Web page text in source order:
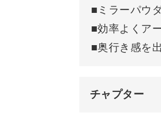
みても◎
ぜひこの機会に
■ミラーパウ
■効率よくア
■奥行き感を
チャプター